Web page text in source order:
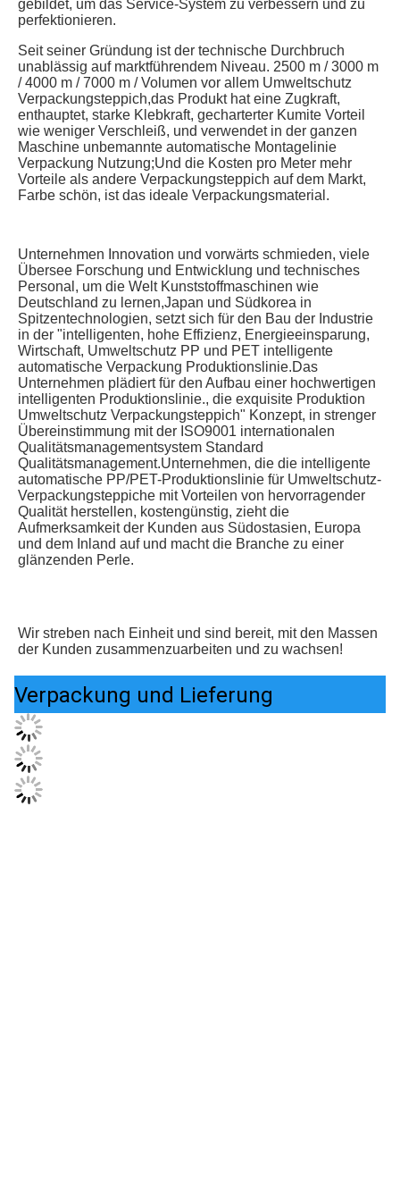
gebildet, um das Service-System zu verbessern und zu
perfektionieren.
Seit seiner Gründung ist der technische Durchbruch
unablässig auf marktführendem Niveau. 2500 m / 3000 m
/ 4000 m / 7000 m / Volumen vor allem Umweltschutz
Verpackungsteppich,das Produkt hat eine Zugkraft,
enthauptet, starke Klebkraft, gecharterter Kumite Vorteil
wie weniger Verschleiß, und verwendet in der ganzen
Maschine unbemannte automatische Montagelinie
Verpackung Nutzung;Und die Kosten pro Meter mehr
Vorteile als andere Verpackungsteppich auf dem Markt,
Farbe schön, ist das ideale Verpackungsmaterial.
Unternehmen Innovation und vorwärts schmieden, viele
Übersee Forschung und Entwicklung und technisches
Personal, um die Welt Kunststoffmaschinen wie
Deutschland zu lernen,Japan und Südkorea in
Spitzentechnologien, setzt sich für den Bau der Industrie
in der "intelligenten, hohe Effizienz, Energieeinsparung,
Wirtschaft, Umweltschutz PP und PET intelligente
automatische Verpackung Produktionslinie.Das
Unternehmen plädiert für den Aufbau einer hochwertigen
intelligenten Produktionslinie., die exquisite Produktion
Umweltschutz Verpackungsteppich" Konzept, in strenger
Übereinstimmung mit der ISO9001 internationalen
Qualitätsmanagementsystem Standard
Qualitätsmanagement.Unternehmen, die die intelligente
automatische PP/PET-Produktionslinie für Umweltschutz-
Verpackungsteppiche mit Vorteilen von hervorragender
Qualität herstellen, kostengünstig, zieht die
Aufmerksamkeit der Kunden aus Südostasien, Europa
und dem Inland auf und macht die Branche zu einer
glänzenden Perle.
Wir streben nach Einheit und sind bereit, mit den Massen
der Kunden zusammenzuarbeiten und zu wachsen!
Verpackung und Lieferung